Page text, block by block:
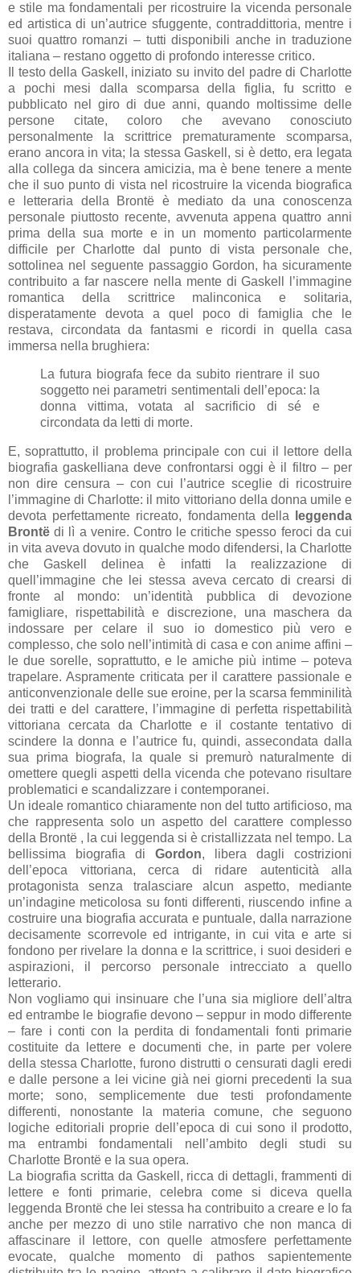
e stile ma fondamentali per ricostruire la vicenda personale
ed artistica di un’autrice sfuggente, contraddittoria, mentre i
suoi quattro romanzi – tutti disponibili anche in traduzione
italiana – restano oggetto di profondo interesse critico.
Il testo della Gaskell, iniziato su invito del padre di Charlotte
a pochi mesi dalla scomparsa della figlia, fu scritto e
pubblicato nel giro di due anni, quando moltissime delle
persone citate, coloro che avevano conosciuto
personalmente la scrittrice prematuramente scomparsa,
erano ancora in vita; la stessa Gaskell, si è detto, era legata
alla collega da sincera amicizia, ma è bene tenere a mente
che il suo punto di vista nel ricostruire la vicenda biografica
e letteraria della Brontë è mediato da una conoscenza
personale piuttosto recente, avvenuta appena quattro anni
prima della sua morte e in un momento particolarmente
difficile per Charlotte dal punto di vista personale che,
sottolinea nel seguente passaggio Gordon, ha sicuramente
contribuito a far nascere nella mente di Gaskell l’immagine
romantica della scrittrice malinconica e solitaria,
disperatamente devota a quel poco di famiglia che le
restava, circondata da fantasmi e ricordi in quella casa
immersa nella brughiera:
La futura biografa fece da subito rientrare il suo
soggetto nei parametri sentimentali dell’epoca: la
donna vittima, votata al sacrificio di sé e
circondata da letti di morte.
E, soprattutto, il problema principale con cui il lettore della
biografia gaskelliana deve confrontarsi oggi è il filtro – per
non dire censura – con cui l’autrice sceglie di ricostruire
l’immagine di Charlotte: il mito vittoriano della donna umile e
devota perfettamente ricreato, fondamenta della
leggenda
Brontëdi lì a venire. Contro le critiche spesso feroci da cui
in vita aveva dovuto in qualche modo difendersi, la Charlotte
che Gaskell delinea è infatti la realizzazione di
quell’immagine che lei stessa aveva cercato di crearsi di
fronte al mondo: un’identità pubblica di devozione
famigliare, rispettabilità e discrezione, una maschera da
indossare per celare il suo io domestico più vero e
complesso, che solo nell’intimità di casa e con anime affini –
le due sorelle, soprattutto, e le amiche più intime – poteva
trapelare. Aspramente criticata per il carattere passionale e
anticonvenzionale delle sue eroine, per la scarsa femminilità
dei tratti e del carattere, l’immagine di perfetta rispettabilità
vittoriana cercata da Charlotte e il costante tentativo di
scindere la donna e l’autrice fu, quindi, assecondata dalla
sua prima biografa, la quale si premurò naturalmente di
omettere quegli aspetti della vicenda che potevano risultare
problematici e scandalizzare i contemporanei.
Un ideale romantico chiaramente non del tutto artificioso, ma
che rappresenta solo un aspetto del carattere complesso
della Brontë , la cui leggenda si è cristallizzata nel tempo. La
bellissima biografia di Gordon, libera dagli costrizioni
dell’epoca vittoriana, cerca di ridare autenticità alla
protagonista senza tralasciare alcun aspetto, mediante
un’indagine meticolosa su fonti differenti, riuscendo infine a
costruire una biografia accurata e puntuale, dalla narrazione
decisamente scorrevole ed intrigante, in cui vita e arte si
fondono per rivelare la donna e la scrittrice, i suoi desideri e
aspirazioni, il percorso personale intrecciato a quello
letterario.
Non vogliamo qui insinuare che l’una sia migliore dell’altra
ed entrambe le biografie devono – seppur in modo differente
– fare i conti con la perdita di fondamentali fonti primarie
costituite da lettere e documenti che, in parte per volere
della stessa Charlotte, furono distrutti o censurati dagli eredi
e dalle persone a lei vicine già nei giorni precedenti la sua
morte; sono, semplicemente due testi profondamente
differenti, nonostante la materia comune, che seguono
logiche editoriali proprie dell’epoca di cui sono il prodotto,
ma entrambi fondamentali nell’ambito degli studi su
Charlotte Brontë e la sua opera.
La biografia scritta da Gaskell, ricca di dettagli, frammenti di
lettere e fonti primarie, celebra come si diceva quella
leggenda Brontë che lei stessa ha contribuito a creare e lo fa
anche per mezzo di uno stile narrativo che non manca di
affascinare il lettore, con quelle atmosfere perfettamente
evocate, qualche momento di pathos sapientemente